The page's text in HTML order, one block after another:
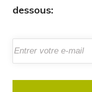
dessous: